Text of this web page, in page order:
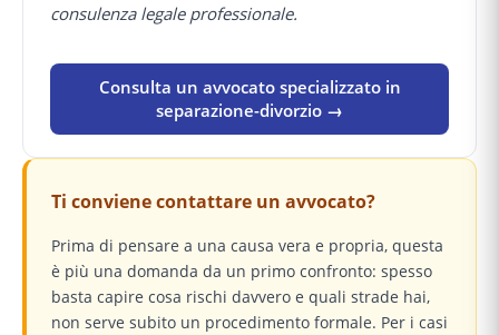
consulenza legale professionale.
Consulta un avvocato specializzato in
separazione-divorzio →
Ti conviene contattare un avvocato?
Prima di pensare a una causa vera e propria, questa
è più una domanda da un primo confronto: spesso
basta capire cosa rischi davvero e quali strade hai,
non serve subito un procedimento formale. Per i casi